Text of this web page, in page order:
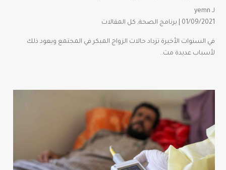
لـ yemn
01/09/2021 |
برنامج الصحة, كل المقالات
في السنوات الأخيرة تزداد حالات الزواج المبكر في المجتمع ويعود ذلك
لأسباب عديدة مث..